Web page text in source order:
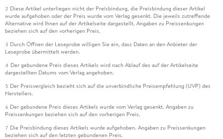
2 Diese Artikel unterliegen nicht der Preisbindung, die Preisbindung dieser Artikel
wurde aufgehoben oder der Preis wurde vom Verlag gesenkt. Die jeweils zutreffende
Alternative wird Ihnen auf der Artikelseite dargestellt. Angaben zu Preissenkungen
beziehen sich auf den vorherigen Preis.
3 Durch Öffnen der Leseprobe willigen Sie ein, dass Daten an den Anbieter der
Leseprobe übermittelt werden.
4 Der gebundene Preis dieses Artikels wird nach Ablauf des auf der Artikelseite
dargestellten Datums vom Verlag angehoben.
5 Der Preisvergleich bezieht sich auf die unverbindliche Preisempfehlung (UVP) des
Herstellers.
6 Der gebundene Preis dieses Artikels wurde vom Verlag gesenkt. Angaben zu
Preissenkungen beziehen sich auf den vorherigen Preis.
7 Die Preisbindung dieses Artikels wurde aufgehoben. Angaben zu Preissenkungen
beziehen sich auf den letzten gebundenen Preis.